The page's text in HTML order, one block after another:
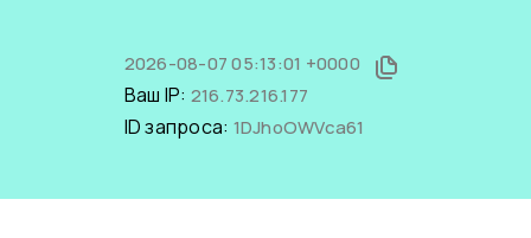
2026-08-07 05:13:01 +0000
Ваш IP: 216.73.216.177
ID запроса: 1DJhoOWVca61